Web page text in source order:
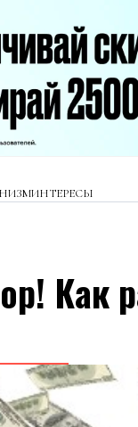
ИНТЕРЕСЫ
Как